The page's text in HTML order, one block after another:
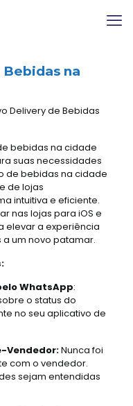
na
Delivery de Bebidas
bebidas na cidade
suas necessidades
de bebidas na cidade
de lojas
intuitiva e eficiente.
nas lojas para iOS e
elevar a experiência
um novo patamar.
WhatsApp:
o status do
no seu aplicativo de
Vendedor:Nunca foi
com o vendedor.
sejam entendidas